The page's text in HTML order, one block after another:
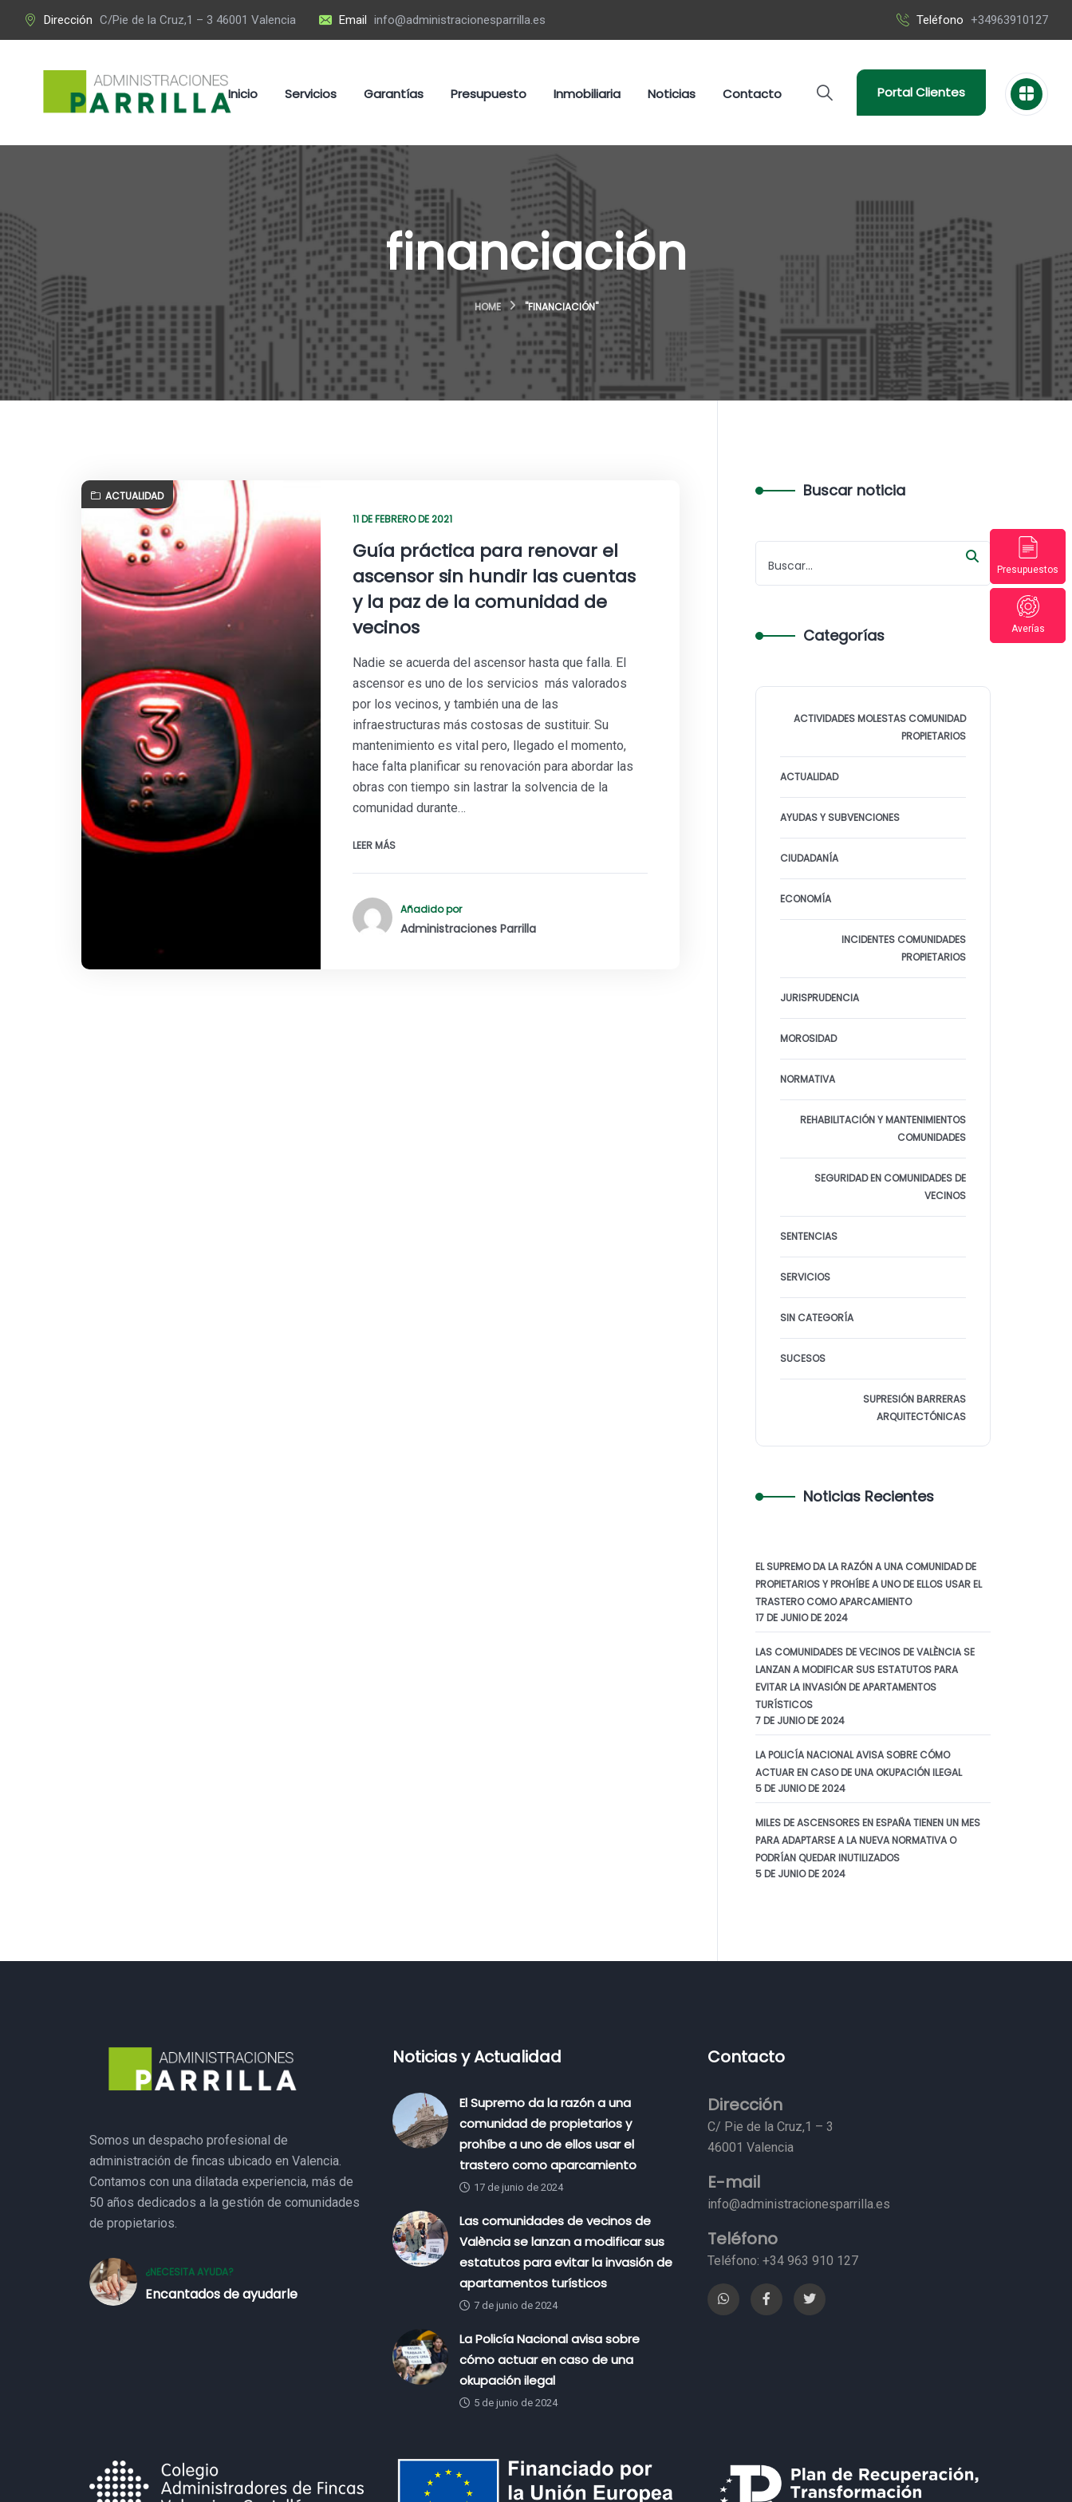
Presupuestos
Averías
Dirección C/Pie de la Cruz,1 – 3 46001 Valencia Email info@administracionesparrilla.es Teléfono +34963910127
Inicio Servicios Garantías Presupuesto Inmobiliaria Noticias Contacto Portal Clientes
financiación
HOME "FINANCIACIÓN"
ACTUALIDAD
11 DE FEBRERO DE 2021
Guía práctica para renovar el
ascensor sin hundir las cuentas
y la paz de la comunidad de
vecinos
Nadie se acuerda del ascensor hasta que falla. El
ascensor es uno de los servicios más valorados
por los vecinos, y también una de las
infraestructuras más costosas de sustituir. Su
mantenimiento es vital pero, llegado el momento,
hace falta planificar su renovación para abordar las
obras con tiempo sin lastrar la solvencia de la
comunidad durante…
LEER MÁS
Añadido por
Administraciones Parrilla
Buscar noticia
Categorías
ACTIVIDADES MOLESTAS COMUNIDAD
PROPIETARIOS
ACTUALIDAD
AYUDAS Y SUBVENCIONES
CIUDADANÍA
ECONOMÍA
INCIDENTES COMUNIDADES
PROPIETARIOS
JURISPRUDENCIA
MOROSIDAD
NORMATIVA
REHABILITACIÓN Y MANTENIMIENTOS
COMUNIDADES
SEGURIDAD EN COMUNIDADES DE
VECINOS
SENTENCIAS
SERVICIOS
SIN CATEGORÍA
SUCESOS
SUPRESIÓN BARRERAS
ARQUITECTÓNICAS
Noticias Recientes
EL SUPREMO DA LA RAZÓN A UNA COMUNIDAD DE
PROPIETARIOS Y PROHÍBE A UNO DE ELLOS USAR EL
TRASTERO COMO APARCAMIENTO
17 DE JUNIO DE 2024
LAS COMUNIDADES DE VECINOS DE VALÈNCIA SE
LANZAN A MODIFICAR SUS ESTATUTOS PARA
EVITAR LA INVASIÓN DE APARTAMENTOS
TURÍSTICOS
7 DE JUNIO DE 2024
LA POLICÍA NACIONAL AVISA SOBRE CÓMO
ACTUAR EN CASO DE UNA OKUPACIÓN ILEGAL
5 DE JUNIO DE 2024
MILES DE ASCENSORES EN ESPAÑA TIENEN UN MES
PARA ADAPTARSE A LA NUEVA NORMATIVA O
PODRÍAN QUEDAR INUTILIZADOS
5 DE JUNIO DE 2024
Somos un despacho profesional de
administración de fincas ubicado en Valencia.
Contamos con una dilatada experiencia, más de
50 años dedicados a la gestión de comunidades
de propietarios.
¿NECESITA AYUDA?
Encantados de ayudarle
Noticias y Actualidad
El Supremo da la razón a una
comunidad de propietarios y
prohíbe a uno de ellos usar el
trastero como aparcamiento
17 de junio de 2024
Las comunidades de vecinos de
València se lanzan a modificar sus
estatutos para evitar la invasión de
apartamentos turísticos
7 de junio de 2024
La Policía Nacional avisa sobre
cómo actuar en caso de una
okupación ilegal
5 de junio de 2024
Contacto
Dirección
C/ Pie de la Cruz,1 – 3
46001 Valencia
E-mail
info@administracionesparrilla.es
Teléfono
Teléfono: +34 963 910 127